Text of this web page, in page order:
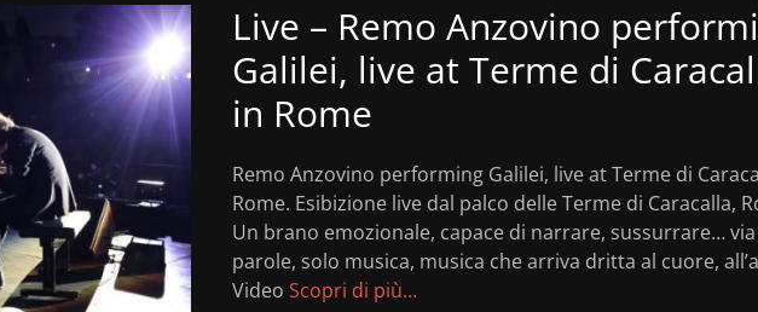
Live – Remo Anzovino
Galilei, live at Terme di
in Rome
Remo Anzovino performing Galilei, live at Terme di
Rome. Esibizione live dal palco delle Terme di Caracalla,
Un brano emozionale, capace di narrare, sussurrare…
parole, solo musica, musica che arriva dritta al cuore,
VideoScopri di più…